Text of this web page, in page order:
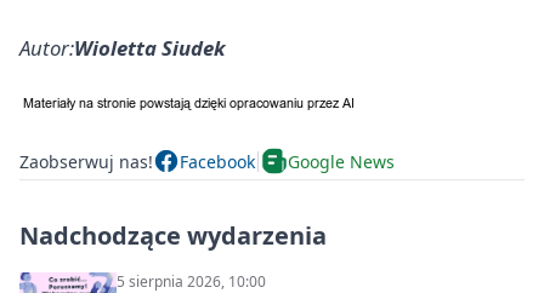
Autor:Wioletta Siudek
Zaobserwuj nas! Facebook Google News
Nadchodzące wydarzenia
5 sierpnia 2026, 10:00